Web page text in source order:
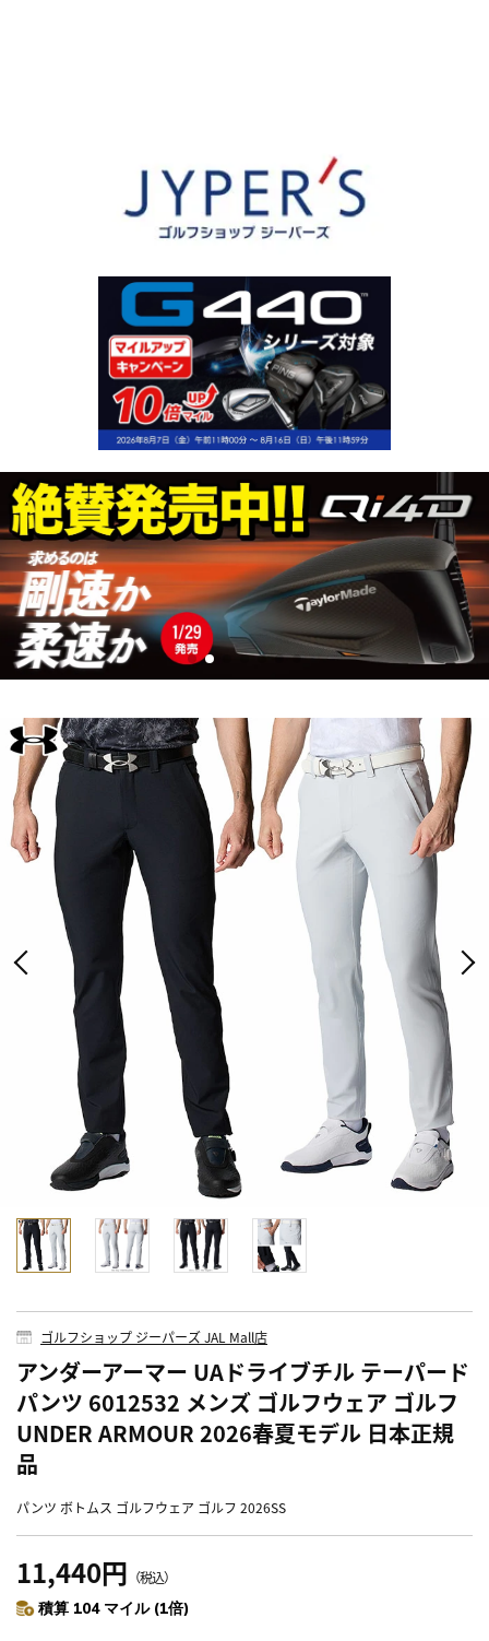
ゴルフショップ ジーパーズ JAL Mall店
アンダーアーマー UAドライブチル テーパード
パンツ 6012532 メンズ ゴルフウェア ゴルフ
UNDER ARMOUR 2026春夏モデル 日本正規
品
パンツ ボトムス ゴルフウェア ゴルフ 2026SS
11,440円 （税込）
積算 104 マイル (1倍)